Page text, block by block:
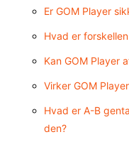
Er GOM Player
Hvad er
Kan GOM Player
Virker GOM
Hvad er A-B
den?